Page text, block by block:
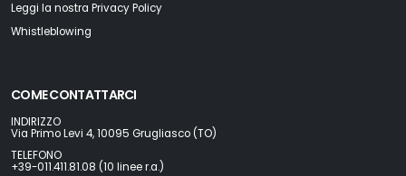
Leggi la nostra Privacy Policy
Whistleblowing
COME CONTATTARCI
INDIRIZZO
Via Primo Levi 4, 10095 Grugliasco (TO)
TELEFONO
+39-011.411.81.08 (10 linee r.a.)